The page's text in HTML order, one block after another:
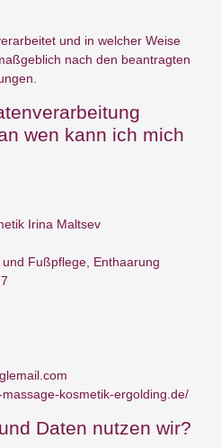
und in welcher Weise
nach den beantragten
wen kann ich mich
Irina Maltsev
Fußpflege, Enthaarung
kosmetik-ergolding.de/
Daten nutzen wir?